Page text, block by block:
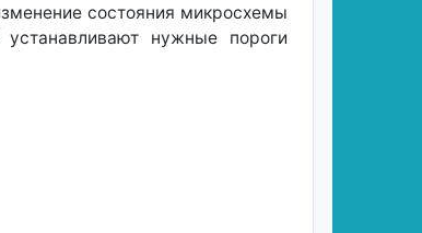
состояния микросхемы
нужные пороги